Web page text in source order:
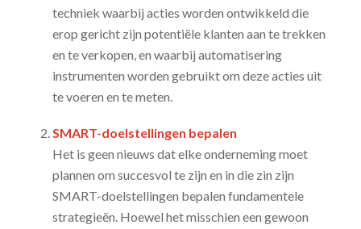
techniek waarbij acties worden ontwikkeld die
erop gericht zijn potentiële klanten aan te trekken
en te verkopen, en waarbij automatisering
instrumenten worden gebruikt om deze acties uit
te voeren en te meten.
SMART-doelstellingen bepalen
Het is geen nieuws dat elke onderneming moet
plannen om succesvol te zijn en in die zin zijn
SMART-doelstellingen bepalen fundamentele
strategieën. Hoewel het misschien een gewoon